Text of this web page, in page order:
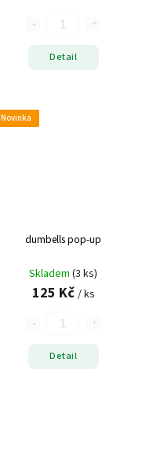
Detail
Novinka
dumbells pop-up
Skladem (3 ks)
125 Kč / ks
Detail